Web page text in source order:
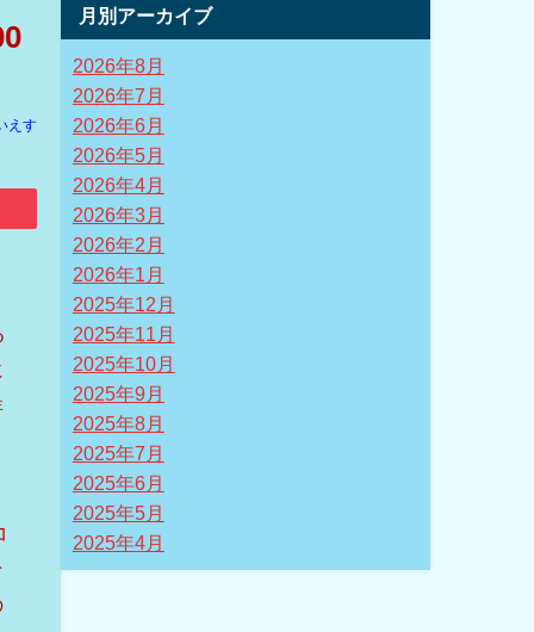
えす
月別アーカイブ
2026年8月
2026年7月
2026年6月
2026年5月
2026年4月
2026年3月
2026年2月
2026年1月
2025年12月
2025年11月
2025年10月
2025年9月
2025年8月
2025年7月
2025年6月
2025年5月
2025年4月